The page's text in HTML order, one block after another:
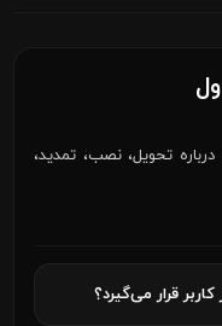
تحویل، نصب، تمدید،
قرار می‌گیرد؟